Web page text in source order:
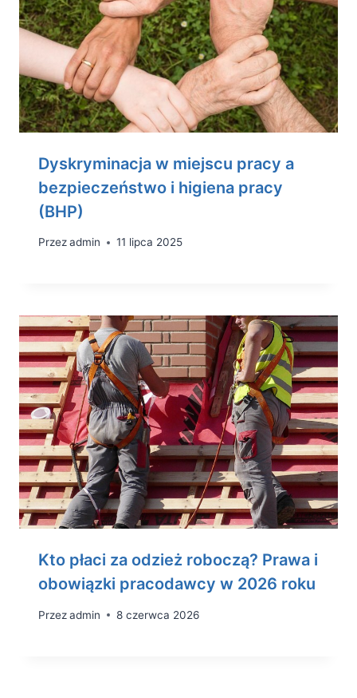
Dyskryminacja w miejscu pracy a
bezpieczeństwo i higiena pracy
(BHP)
Przezadmin 11 lipca 2025
Kto płaci za odzież roboczą? Prawa i
obowiązki pracodawcy w 2026 roku
Przezadmin 8 czerwca 2026